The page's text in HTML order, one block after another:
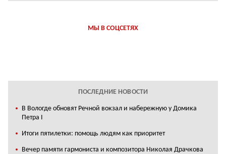
МЫ В СОЦСЕТЯХ
ПОСЛЕДНИЕ НОВОСТИ
В Вологде обновят Речной вокзал и набережную у Домика
Петра I
Итоги пятилетки: помощь людям как приоритет
Вечер памяти гармониста и композитора Николая Драчкова